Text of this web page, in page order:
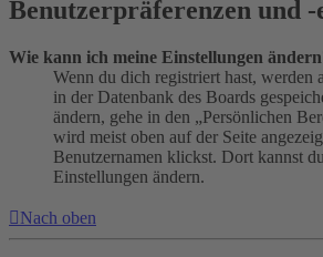
Benutzerpräferenzen und -
Wie kann ich meine Einstellungen
Wenn du dich registriert hast, werden
in der Datenbank des Boards
ändern, gehe in den „Persönlichen
wird meist oben auf der Seite
Benutzernamen klickst. Dort kannst
Einstellungen ändern.
Nach oben